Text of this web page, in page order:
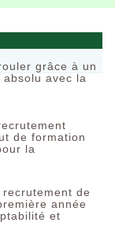
grâce à un
avec la
de formation
la
de
année
et